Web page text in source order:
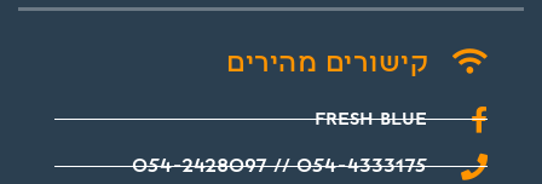
קישורים מהירים
Fresh Blue
054-4333175 // 054-2428097